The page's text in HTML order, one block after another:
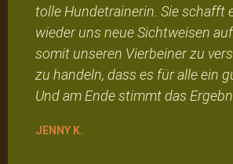
tolle Hundetrainerin. Sie schafft
wieder uns neue Sichtweisen
somit unseren Vierbeiner zu
zu handeln, dass es für alle ein
Und am Ende stimmt das
JENNY K.